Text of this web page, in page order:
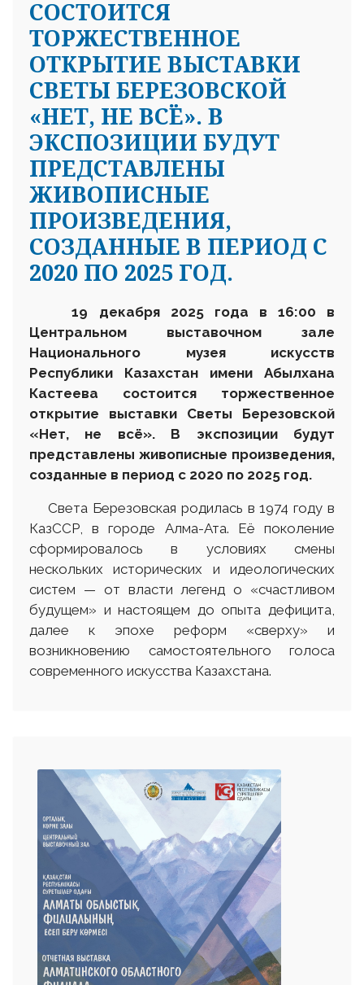
СОСТОИТСЯ
ТОРЖЕСТВЕННОЕ
ОТКРЫТИЕ ВЫСТАВКИ
СВЕТЫ БЕРЕЗОВСКОЙ
«НЕТ, НЕ ВСЁ». В
ЭКСПОЗИЦИИ БУДУТ
ПРЕДСТАВЛЕНЫ
ЖИВОПИСНЫЕ
ПРОИЗВЕДЕНИЯ,
СОЗДАННЫЕ В ПЕРИОД С
2020 ПО 2025 ГОД.
19 декабря 2025 года в 16:00 в
Центральном выставочном зале
Национального музея искусств
Республики Казахстан имени Абылхана
Кастеева состоится торжественное
открытие выставки Светы Березовской
«Нет, не всё». В экспозиции будут
представлены живописные произведения,
созданные в период с 2020 по 2025 год.
Света Березовская родилась в 1974 году в
КазССР, в городе Алма-Ата. Её поколение
сформировалось в условиях смены
нескольких исторических и идеологических
систем — от власти легенд о «счастливом
будущем» и настоящем до опыта дефицита,
далее к эпохе реформ «сверху» и
возникновению самостоятельного голоса
современного искусства Казахстана.